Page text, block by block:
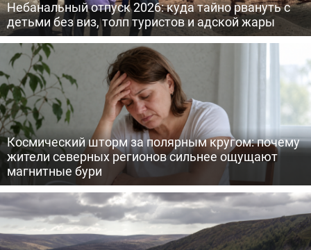
Небанальный отпуск 2026: куда тайно рвануть с
детьми без виз, толп туристов и адской жары
Космический шторм за полярным кругом: почему
жители северных регионов сильнее ощущают
магнитные бури